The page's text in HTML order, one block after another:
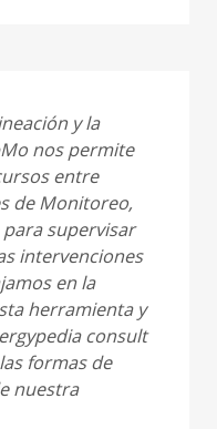
y la
nos permite
entre
de Monitoreo,
para supervisar
intervenciones
en la
herramienta y
consult
formas de
nuestra